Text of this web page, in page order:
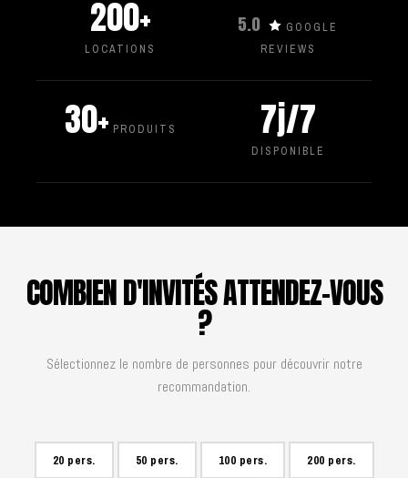
200+
LOCATIONS
5.0
GOOGLE
REVIEWS
30+ PRODUITS 7j/7
DISPONIBLE
COMBIEN D'INVITÉS ATTENDEZ-VOUS
?
Sélectionnez le nombre de personnes pour découvrir notre
recommandation.
20 pers. 50 pers. 100 pers. 200 pers.